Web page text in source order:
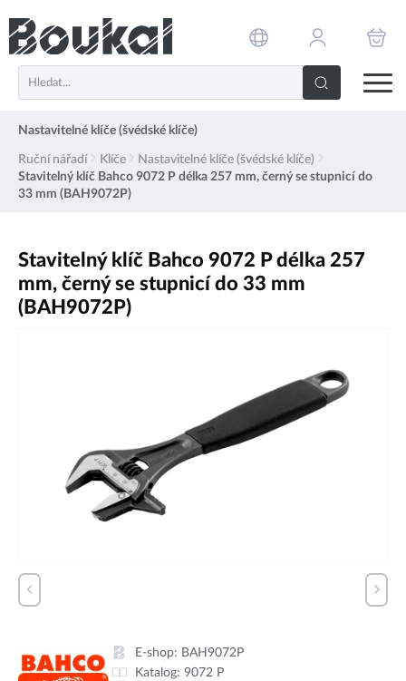
Nastavitelné klíče (švédské klíče)
Ruční nářadí Klíče
Nastavitelné klíče (švédské klíče)
Stavitelný klíč Bahco 9072 P délka 257 mm, černý se stupnicí do
33 mm (BAH9072P)
Stavitelný klíč Bahco 9072 P délka 257
mm, černý se stupnicí do 33 mm
(BAH9072P)
E-shop: BAH9072P
Katalog: 9072 P